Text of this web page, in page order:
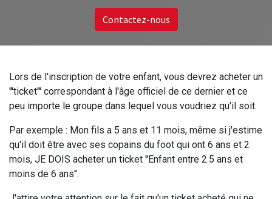
Contactez-nous
Lors de l'inscription de votre enfant, vous devrez acheter un
'''ticket''' correspondant à l'âge officiel de ce dernier et ce
peu importe le groupe dans lequel vous voudriez qu'il soit.
Par exemple : Mon fils a 5 ans et 11 mois, même si j'estime
qu'il doit être avec ses copains du foot qui ont 6 ans et 2
mois, JE DOIS acheter un ticket ''Enfant entre 2.5 ans et
moins de 6 ans''.